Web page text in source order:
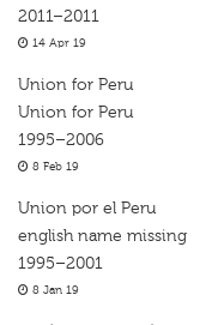
2011–2011
14 Apr 19
Union for Peru
Union for Peru
1995–2006
8 Feb 19
Union por el Peru
english name missing
1995–2001
8 Jan 19